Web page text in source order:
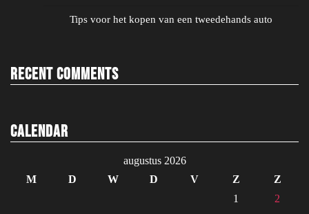
Tips voor het kopen van een tweedehands auto
Recent Comments
Calendar
augustus 2026
M
D W D V Z
Z
1
2